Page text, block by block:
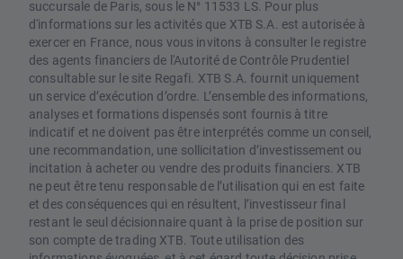
succursale de Paris, sous le N° 11533 LS. Pour plus
d'informations sur les activités que XTB S.A. est autorisée à
exercer en France, nous vous invitons à consulter le registre
des agents financiers de l'Autorité de Contrôle Prudentiel
consultable sur le site Regafi. XTB S.A. fournit uniquement
un service d’exécution d’ordre. L’ensemble des informations,
analyses et formations dispensés sont fournis à titre
indicatif et ne doivent pas être interprétés comme un conseil,
une recommandation, une sollicitation d’investissement ou
incitation à acheter ou vendre des produits financiers. XTB
ne peut être tenu responsable de l’utilisation qui en est faite
et des conséquences qui en résultent, l’investisseur final
restant le seul décisionnaire quant à la prise de position sur
son compte de trading XTB. Toute utilisation des